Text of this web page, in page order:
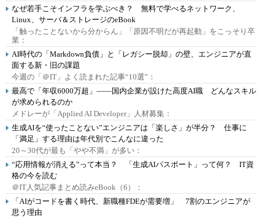
なぜ若手こそインフラを学ぶべき？ 無料で学べるネットワーク、
Linux、サーバ＆ストレージのeBook
「触ったことないから分からん」「原因不明だが再起動」をこっそり卒
業：
AI時代の「Markdown負債」と「レガシー脱却」の壁、エンジニアが直
面する新・旧の課題
今週の「＠IT」よく読まれた記事“10選”：
最高で「年収6000万超」――国内企業が設けた高度AI職 どんなスキル
が求められるのか
メドレーが「Applied AI Developer」人材募集：
生成AIを“使ったことない”エンジニアは「楽しさ」が半分？ 仕事に
「満足」する理由は年代別でこんなに違った
20～30代が最も「やや不満」が多い：
“応用情報が消える”って本当？ 「生成AIパスポート」って何？ IT資
格の今を読む
＠IT人気記事まとめ読みeBook（6）：
「AIがコードを書く時代、新職種FDEが需要増」 7割のエンジニアが
思う理由